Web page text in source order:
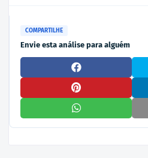
COMPARTILHE
Envie esta análise para alguém